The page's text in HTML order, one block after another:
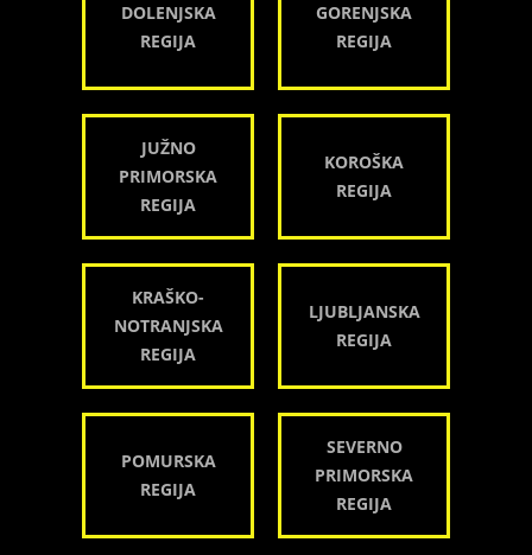
DOLENJSKA
REGIJA
GORENJSKA
REGIJA
JUŽNO
PRIMORSKA
REGIJA
KOROŠKA
REGIJA
KRAŠKO-
NOTRANJSKA
REGIJA
LJUBLJANSKA
REGIJA
POMURSKA
REGIJA
SEVERNO
PRIMORSKA
REGIJA